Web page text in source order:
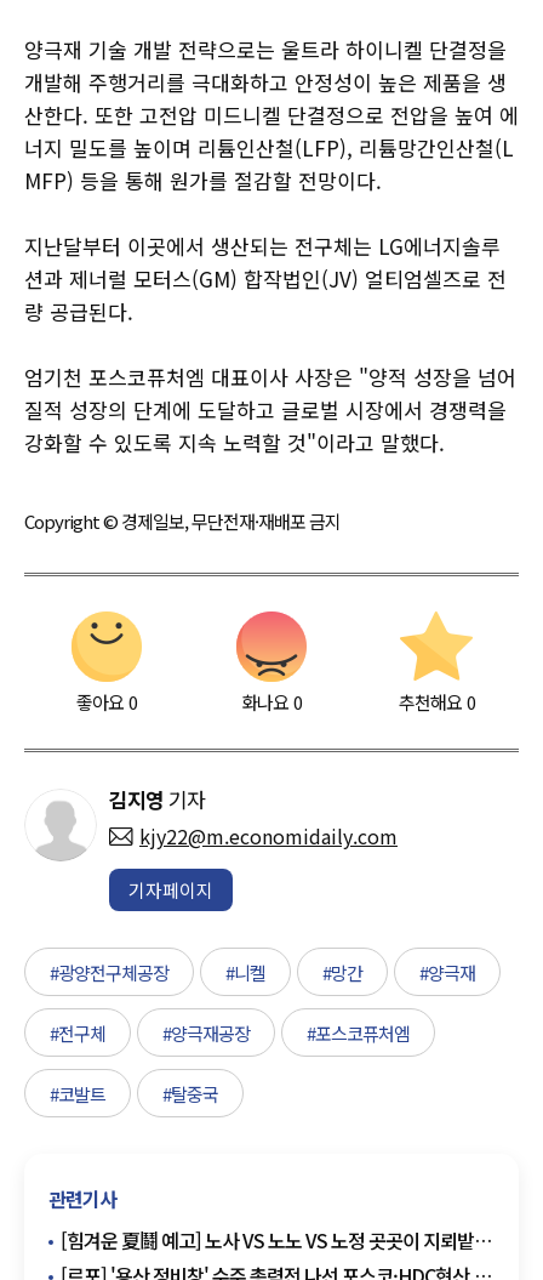
양극재 기술 개발 전략으로는 울트라 하이니켈 단결정을
개발해 주행거리를 극대화하고 안정성이 높은 제품을 생
산한다. 또한 고전압 미드니켈 단결정으로 전압을 높여 에
너지 밀도를 높이며 리튬인산철(LFP), 리튬망간인산철(L
MFP) 등을 통해 원가를 절감할 전망이다.
지난달부터 이곳에서 생산되는 전구체는 LG에너지솔루
션과 제너럴 모터스(GM) 합작법인(JV) 얼티엄셀즈로 전
량 공급된다.
엄기천 포스코퓨처엠 대표이사 사장은 "양적 성장을 넘어
질적 성장의 단계에 도달하고 글로벌 시장에서 경쟁력을
강화할 수 있도록 지속 노력할 것"이라고 말했다.
Copyright © 경제일보, 무단전재·재배포 금지
좋아요0 화나요0 추천해요 0
김지영 기자
kjy22@m.economidaily.com
기자페이지
#광양전구체공장 #니켈 #망간 #양극재
#전구체 #양극재공장 #포스코퓨처엠
#코발트 #탈중국
관련기사
[힘겨운 夏鬪 예고] 노사 VS 노노 VS 노정 곳곳이 지뢰밭
··· 경제 회생 찬물 우려